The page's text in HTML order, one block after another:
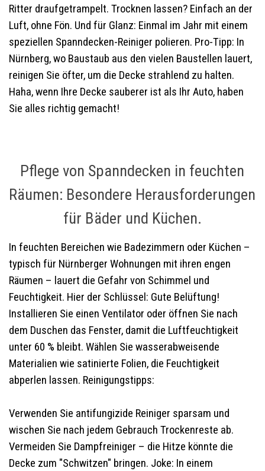
Ritter draufgetrampelt. Trocknen lassen? Einfach an der
Luft, ohne Fön. Und für Glanz: Einmal im Jahr mit einem
speziellen Spanndecken-Reiniger polieren. Pro-Tipp: In
Nürnberg, wo Baustaub aus den vielen Baustellen lauert,
reinigen Sie öfter, um die Decke strahlend zu halten.
Haha, wenn Ihre Decke sauberer ist als Ihr Auto, haben
Sie alles richtig gemacht!
Pflege von Spanndecken in feuchten
Räumen: Besondere Herausforderungen
für Bäder und Küchen.
In feuchten Bereichen wie Badezimmern oder Küchen –
typisch für Nürnberger Wohnungen mit ihren engen
Räumen – lauert die Gefahr von Schimmel und
Feuchtigkeit. Hier der Schlüssel: Gute Belüftung!
Installieren Sie einen Ventilator oder öffnen Sie nach
dem Duschen das Fenster, damit die Luftfeuchtigkeit
unter 60 % bleibt. Wählen Sie wasserabweisende
Materialien wie satinierte Folien, die Feuchtigkeit
abperlen lassen. Reinigungstipps:
Verwenden Sie antifungizide Reiniger sparsam und
wischen Sie nach jedem Gebrauch Trockenreste ab.
Vermeiden Sie Dampfreiniger – die Hitze könnte die
Decke zum "Schwitzen" bringen. Joke: In einem